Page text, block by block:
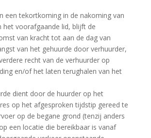
een tekortkoming in de nakoming van
het voorafgaande lid, blijft de
van kracht tot aan de dag van
van het gehuurde door verhuurder,
recht van de verhuurder op
en/of het laten terughalen van het
dient door de huurder op het
op het afgesproken tijdstip gereed te
op de begane grond (tenzij anders
een locatie die bereikbaar is vanaf